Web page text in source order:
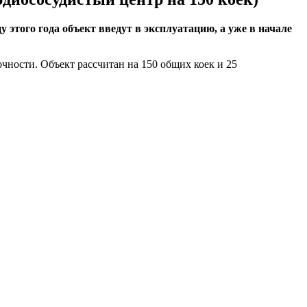
года объект введут в эксплуатацию, а уже в начале
Объект рассчитан на 150 общих коек и 25